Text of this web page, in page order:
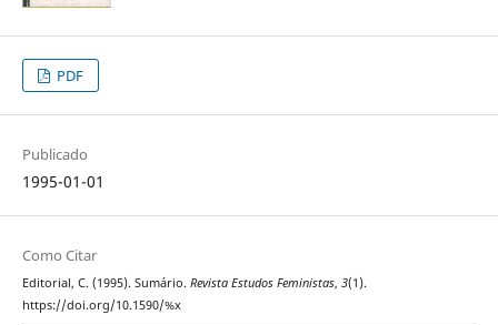
PDF
Publicado
1995-01-01
Como Citar
Editorial, C. (1995). Sumário. Revista Estudos Feministas, 3(1).
https://doi.org/10.1590/%x